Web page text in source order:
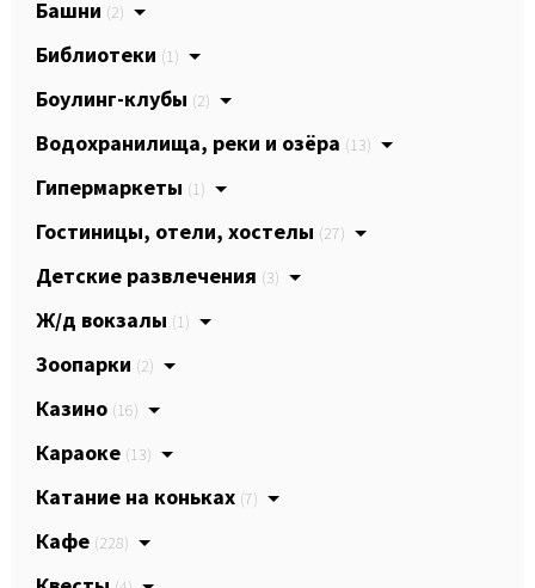
Башни (2)
Библиотеки (1)
Боулинг-клубы (2)
Водохранилища, реки и озёра (13)
Гипермаркеты (1)
Гостиницы, отели, хостелы (27)
Детские развлечения (3)
Ж/д вокзалы (1)
Зоопарки (2)
Казино (16)
Караоке (13)
Катание на коньках (7)
Кафе (228)